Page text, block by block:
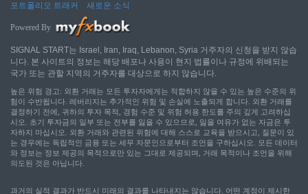
포트폴리오 트래커
새로운 소식
Powered By
SIGNAL START는 Israel, Iran, Iraq, Lebanon, Syria 거주자의 신청을 받지 않습
니다. 본 사이트의 정보는 해당 배포나 사용이 현지 법률이나 규정에 위배되는
국가 또는 관할 지역의 거주자를 대상으로 하지 않습니다.
높은 위험 경고: 외환 거래는 모든 투자자에게는 적합하지 않을 수 있는 높은 수준의 위
험이 수반됩니다. 레버리지는 추가적인 위험 및 손실에 노출되게 합니다. 외환 거래를
결정하기 전에, 귀하의 투자 목적, 경험 수준 및 위험 허용 한도를 주의 깊게 고려하십
시오. 초기 투자금의 일부 또는 전부를 잃을 수 있으므로, 잃을 여유가 없는 자금은 투
자하지 마십시오. 외환 거래와 관련된 위험에 대해 스스로 교육을 받으시고, 질문이 있
는 경우에는 독립적인 금융 또는 세무 자문인으로부터 조언을 구하십시오. 모든 데이터
와 정보는 정보 제공의 목적으로만 있는 그대로 제공되며, 거래 목적이나 조언을 위해
의도된 것은 아닙니다.
과거의 실적 결과가 반드시 미래의 결과를 나타내지는 않습니다. 어떤 계정이 제시한